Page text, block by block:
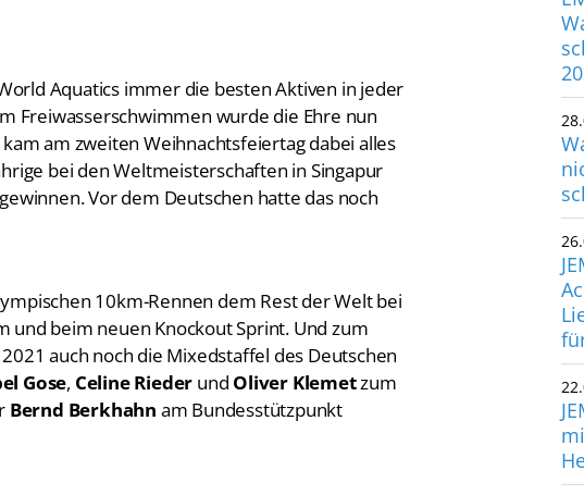
Aquatics immer die besten Aktiven in jeder
Freiwasserschwimmen wurde die Ehre nun
am zweiten Weihnachtsfeiertag dabei alles
bei den Weltmeisterschaften in Singapur
Vor dem Deutschen hatte das noch
10km-Rennen dem Rest der Welt bei
und beim neuen Knockout Sprint. Und zum
auch noch die Mixedstaffel des Deutschen
Gose, Celine Rieder und Oliver Klemetzum
Bernd Berkhahn am Bundesstützpunkt